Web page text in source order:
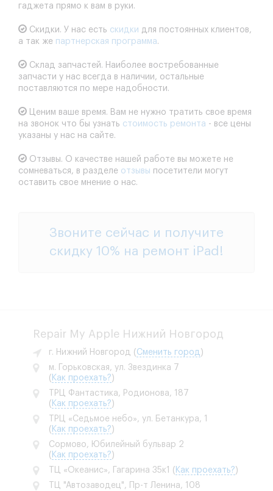
гаджета прямо к вам в руки.
Скидки. У нас есть скидки для постоянных клиентов,
а так же партнерская программа.
Склад запчастей. Наиболее востребованные
запчасти у нас всегда в наличии, остальные
поставляются по мере надобности.
Ценим ваше время. Вам не нужно тратить свое время
на звонок что бы узнать стоимость ремонта - все цены
указаны у нас на сайте.
Отзывы. О качестве нашей работе вы можете не
сомневаться, в разделе отзывы посетители могут
оставить свое мнение о нас.
Звоните сейчас и получите
скидку 10% на ремонт iPad !
Repair My Apple Нижний Новгород
г. Нижний Новгород ( Сменить город )
м. Горьковская, ул. Звездинка 7
( Как проехать? )
ТРЦ Фантастика, Родионова, 187
( Как проехать? )
ТРЦ «Седьмое небо», ул. Бетанкура, 1
( Как проехать? )
Сормово, Юбилейный бульвар 2
( Как проехать? )
ТЦ «Океанис», Гагарина 35к1
( Как проехать? )
ТЦ "Автозаводец", Пр-т Ленина, 108